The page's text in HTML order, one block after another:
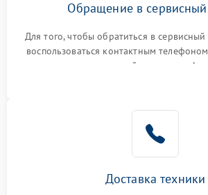
Обращение в сервисный
Для того, чтобы обратиться в
воспользоваться контактным
или оставить свой номер
Доставка техники